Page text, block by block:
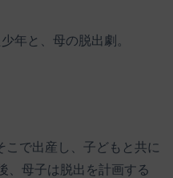
年と、母の脱出劇。
で出産し、子どもと共に
、母子は脱出を計画する